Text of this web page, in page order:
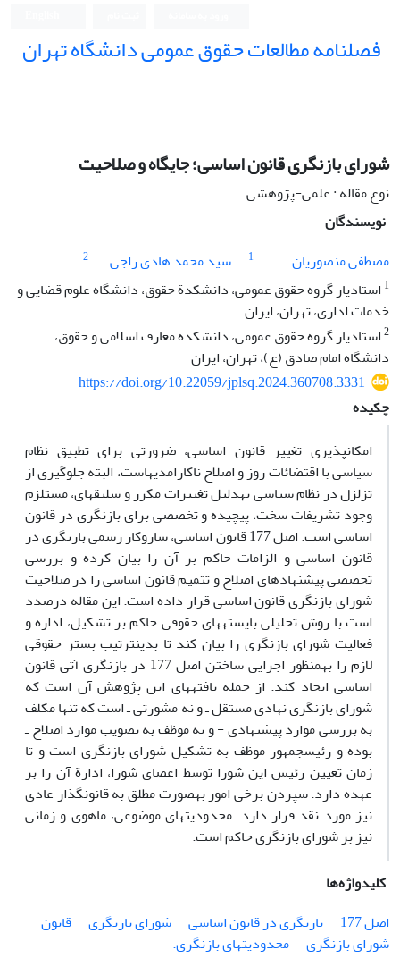
فصلنامه مطالعات حقوق عمومی دانشگاه تهران
شورای بازنگری قانون اساسی؛ جایگاه و صلاحیت
نوع مقاله : علمی-پژوهشی
نویسندگان
مصطفی منصوریان
1 سید محمد هادی راجی
2
1 استادیار گروه حقوق عمومی، دانشکدة حقوق، دانشگاه علوم قضایی و
خدمات اداری، تهران، ایران.
2‏استادیار گروه حقوق عمومی، دانشکدة معارف اسلامی و حقوق،
دانشگاه امام صادق (ع)، تهران، ایران
https://doi.org/10.22059/jplsq.2024.360708.3331
چکیده
امکان‏پذیری تغییر قانون اساسی، ضرورتی برای تطبیق نظام
سیاسی با اقتضائات روز و اصلاح ناکارامدی‏هاست، البته جلوگیری از
تزلزل در نظام سیاسی به‏دلیل تغییرات مکرر و سلیقه‏ای، مستلزم
وجود تشریفات سخت، پیچیده و تخصصی برای بازنگری در قانون
اساسی است. اصل 177 قانون اساسی، سازوکار رسمی بازنگری در
قانون اساسی و الزامات حاکم بر آن را بیان کرده و بررسی
تخصصی پیشنهادهای اصلاح و تتمیم قانون اساسی را در صلاحیت
شورای بازنگری قانون اساسی قرار داده است. این مقاله درصدد
است با روش تحلیلی بایسته‏های حقوقی حاکم بر تشکیل، اداره و
فعالیت شورای بازنگری را بیان کند تا بدین‏ترتیب بستر حقوقی
لازم را به‏منظور اجرایی ساختن اصل 177 در بازنگری آتی قانون
اساسی ایجاد کند. از جمله یافته‏های این پژوهش آن است که
شورای بازنگری نهادی مستقل ـ و نه مشورتی ـ است که تنها مکلف
به بررسی موارد پیشنهادی - و نه موظف به تصویب موارد اصلاح ـ
بوده و رئیس‏جمهور موظف به تشکیل شورای بازنگری است و تا
زمان تعیین رئیس این شورا توسط اعضای شورا، ادارة آن را بر
عهده دارد. سپردن برخی امور به‏صورت مطلق به قانونگذار عادی
نیز مورد نقد قرار دارد. محدودیت‏های موضوعی، ماهوی و زمانی
نیز بر شورای بازنگری حاکم است.
کلیدواژه‌ها
اصل 177
بازنگری در قانون ‏اساسی شورای بازنگری
قانون
‏شورای بازنگری
محدودیت‏های ‏بازنگری.‏